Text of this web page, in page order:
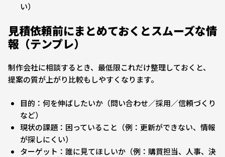
い）
見積依頼前にまとめておくとスムーズな情
報（テンプレ）
制作会社に相談するとき、最低限これだけ整理しておくと、
提案の質が上がり比較もしやすくなります。
目的：何を伸ばしたいか（問い合わせ／採用／信頼づくり
など）
現状の課題：困っていること（例：更新ができない、情報
が探しにくい）
ターゲット：誰に見てほしいか（例：購買担当、人事、決